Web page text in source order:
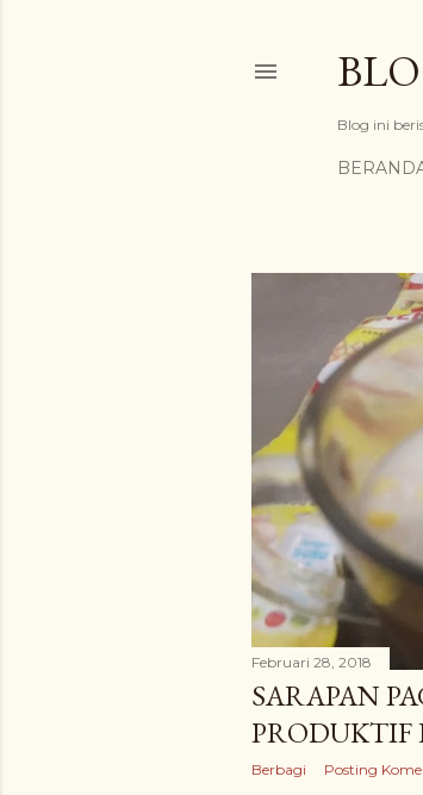
Blog ini
t
i
n
g
a
n
Februari 28, 2018
SARAPAN
PRODUKTIF
Berbagi Posting